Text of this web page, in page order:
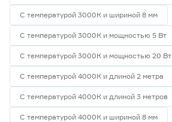
С температурой 3000К и шириной 8 мм
С температурой 3000К и мощностью 5 Вт
С температурой 3000К и мощностью 20 Вт
С температурой 4000К и длиной 2 метра
С температурой 4000К и длиной 3 метров
С температурой 4000К и шириной 8 мм